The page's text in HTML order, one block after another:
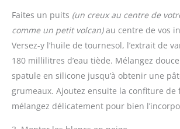
Faites un puits (un creux au centre de
comme un petit volcan)au centre de vos
Versez-y l’huile de tournesol, l’extrait de
180 millilitres d’eau tiède. Mélangez
spatule en silicone jusqu’à obtenir une
grumeaux. Ajoutez ensuite la confiture de
mélangez délicatement pour bien